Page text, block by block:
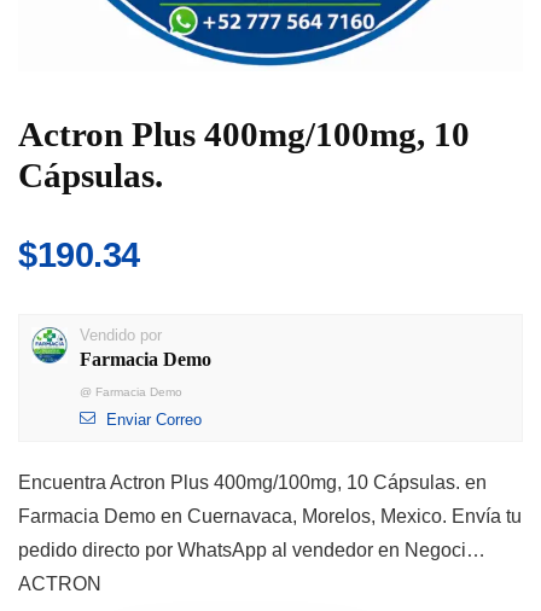
Actron Plus 400mg/100mg, 10
Cápsulas.
$190.34
Vendido por
Farmacia Demo
@ Farmacia Demo
Enviar Correo
Encuentra Actron Plus 400mg/100mg, 10 Cápsulas. en
Farmacia Demo en Cuernavaca, Morelos, Mexico. Envía tu
pedido directo por WhatsApp al vendedor en Negoci…
ACTRON